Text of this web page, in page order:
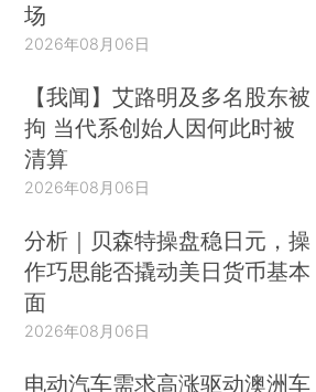
场
2026年08月06日
【我闻】艾路明及多名股东被
拘 当代系创始人因何此时被
清算
2026年08月06日
分析｜贝森特操盘稳日元，操
作巧思能否撬动美日货币基本
面
2026年08月06日
电动汽车需求高涨驱动澳洲车